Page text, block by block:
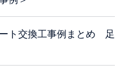
ト交換工事例まとめ 足